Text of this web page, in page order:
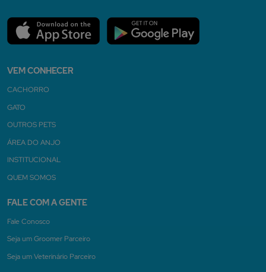
VEM CONHECER
CACHORRO
GATO
OUTROS PETS
ÁREA DO ANJO
INSTITUCIONAL
QUEM SOMOS
FALE COM A GENTE
Fale Conosco
Seja um Groomer Parceiro
Seja um Veterinário Parceiro